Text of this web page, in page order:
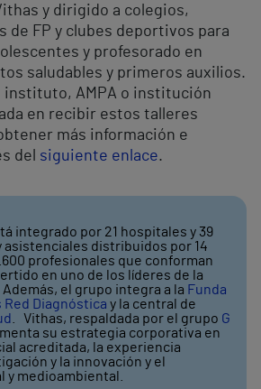
y dirigido a colegios,
FP y clubes deportivos para
y profesorado en
saludables y primeros auxilios.
instituto, AMPA o institución
en recibir estos talleres
más información e
del siguiente enlace.
integrado por 21 hospitales y 39
asistenciales distribuidos por 14
profesionales que conforman
en uno de los líderes de la
el grupo integra a la Funda
Red Diagnóstica y la central de
. Vithas, respaldada por el grupo G
su estrategia corporativa en
acreditada, la experiencia
y la innovación y el
y medioambiental.